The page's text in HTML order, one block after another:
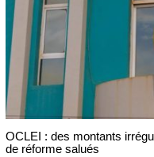
OCLEI : des montants
de réforme salués